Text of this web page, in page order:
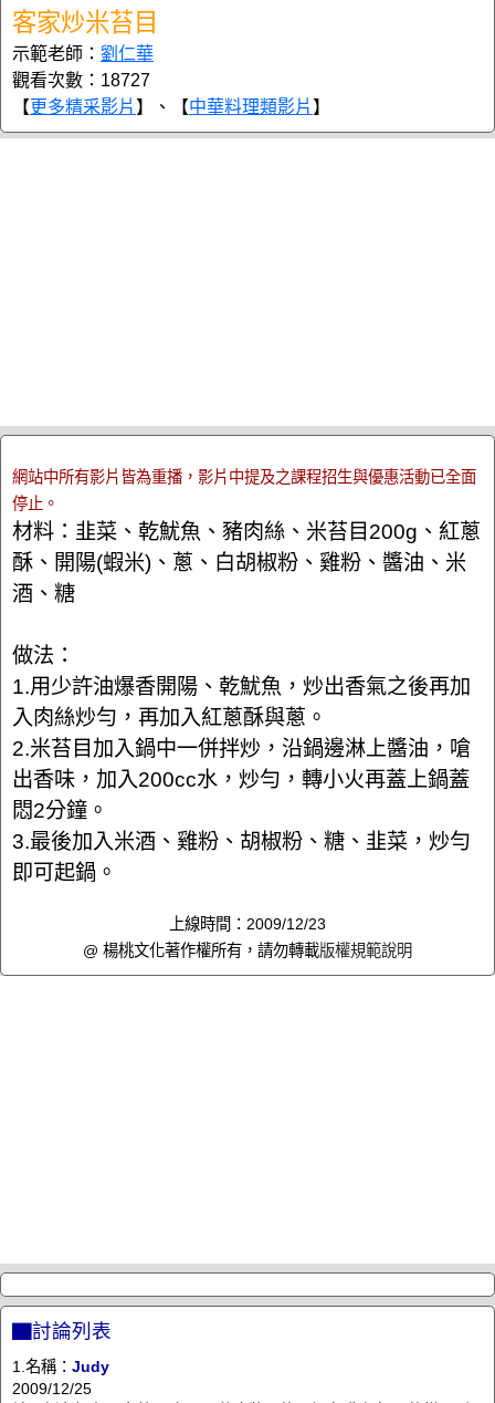
客家炒米苔目
示範老師： 劉仁華
觀看次數：18727
【更多精采影片 】、【中華料理類影片 】
網站中所有影片皆為重播，影片中提及之課程招生與優惠活動已全面
停止。
材料：韭菜、乾魷魚、豬肉絲、米苔目200g、紅蔥
酥、開陽(蝦米)、蔥、白胡椒粉、雞粉、醬油、米
酒、糖
做法：
1.用少許油爆香開陽、乾魷魚，炒出香氣之後再加
入肉絲炒勻，再加入紅蔥酥與蔥。
2.米苔目加入鍋中一併拌炒，沿鍋邊淋上醬油，嗆
出香味，加入200cc水，炒勻，轉小火再蓋上鍋蓋
悶2分鐘。
3.最後加入米酒、雞粉、胡椒粉、糖、韭菜，炒勻
即可起鍋。
上線時間：2009/12/23
@ 楊桃文化著作權所有，請勿轉載版權規範說明
▇討論列表
1.名稱： Judy
2009/12/25